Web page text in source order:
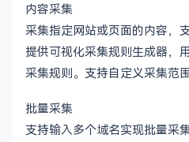
内容采集
采集指定网站或页面的内容，
提供可视化采集规则生成器，
采集规则。支持自定义采集范
批量采集
支持输入多个域名实现批量采